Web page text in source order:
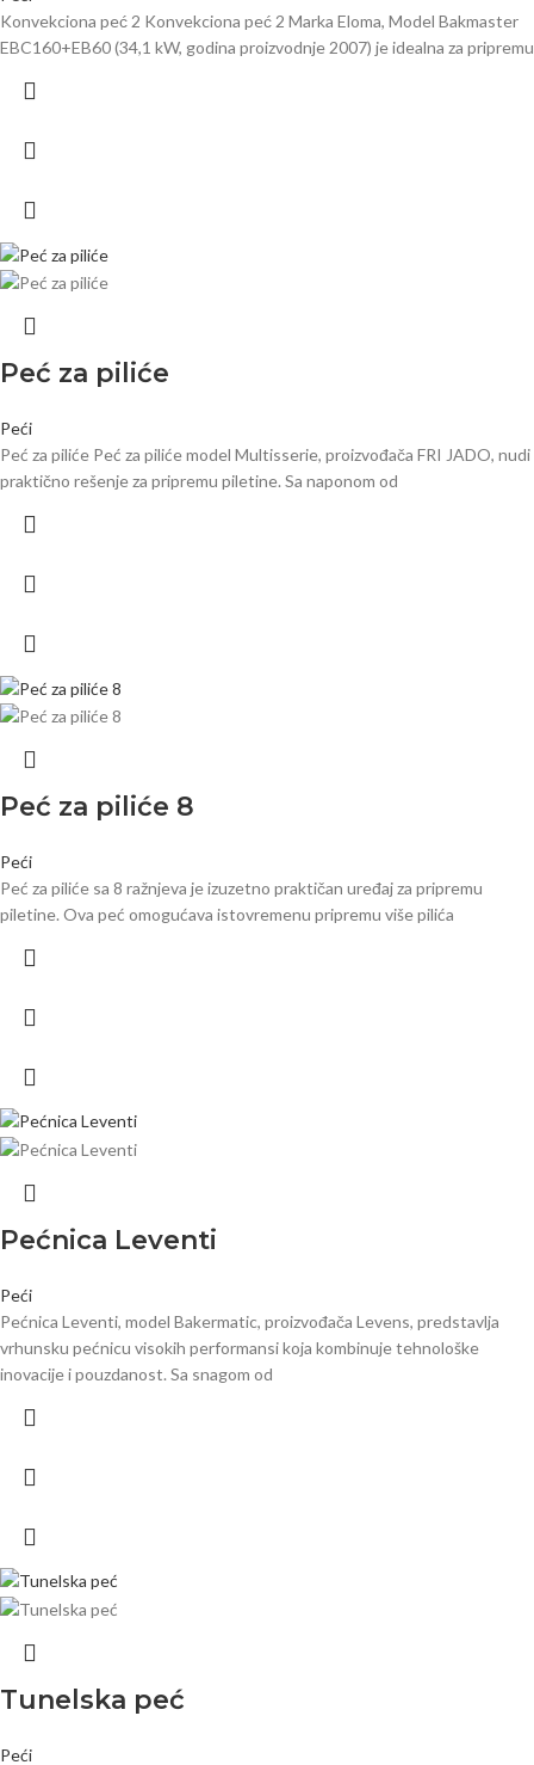
Konvekciona peć 2 Konvekciona peć 2 Marka Eloma, Model Bakmaster
EBC160+EB60 (34,1 kW, godina proizvodnje 2007) je idealna za pripremu
Peć za piliće
Peći
Peć za piliće Peć za piliće model Multisserie, proizvođača FRI JADO, nudi
praktično rešenje za pripremu piletine. Sa naponom od
Peć za piliće 8
Peći
Peć za piliće sa 8 ražnjeva je izuzetno praktičan uređaj za pripremu
piletine. Ova peć omogućava istovremenu pripremu više pilića
Pećnica Leventi
Peći
Pećnica Leventi, model Bakermatic, proizvođača Levens, predstavlja
vrhunsku pećnicu visokih performansi koja kombinuje tehnološke
inovacije i pouzdanost. Sa snagom od
Tunelska peć
Peći